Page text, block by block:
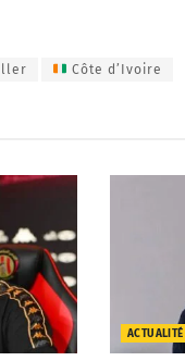
Côte d’Ivoire
ACTUALITÉ